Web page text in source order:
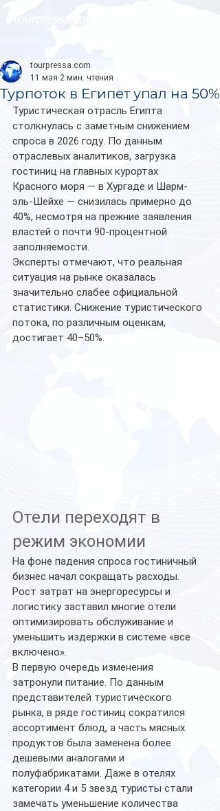
Турпоток в Египет упал на 50%
tourpressa.com
11 мая 2 мин. чтения
Туристическая отрасль Египта
столкнулась с заметным снижением
спроса в 2026 году. По данным
отраслевых аналитиков, загрузка
гостиниц на главных курортах
Красного моря — в Хургаде и Шарм-
эль-Шейхе — снизилась примерно до
40%, несмотря на прежние заявления
властей о почти 90-процентной
заполняемости.
Эксперты отмечают, что реальная
ситуация на рынке оказалась
значительно слабее официальной
статистики. Снижение туристического
потока, по различным оценкам,
достигает 40–50%.
Отели переходят в
режим экономии
На фоне падения спроса гостиничный
бизнес начал сокращать расходы.
Рост затрат на энергоресурсы и
логистику заставил многие отели
оптимизировать обслуживание и
уменьшить издержки в системе «все
включено».
В первую очередь изменения
затронули питание. По данным
представителей туристического
рынка, в ряде гостиниц сократился
ассортимент блюд, а часть мясных
продуктов была заменена более
дешевыми аналогами и
полуфабрикатами. Даже в отелях
категории 4 и 5 звезд туристы стали
замечать уменьшение количества